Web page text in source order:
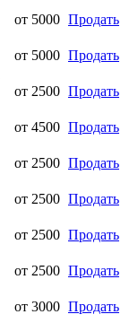
от 5000 Продать
от 5000 Продать
от 2500 Продать
от 4500 Продать
от 2500 Продать
от 2500 Продать
от 2500 Продать
от 2500 Продать
от 3000 Продать